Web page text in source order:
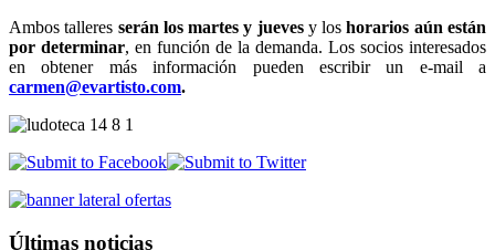
Ambos talleres serán los martes y juevesy los horarios aún están
por determinar, en función de la demanda. Los socios interesados
en obtener más información pueden escribir un e-mail a
carmen@evartisto.com.
Últimas noticias